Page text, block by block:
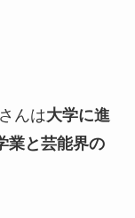
んは大学に進
業と芸能界の